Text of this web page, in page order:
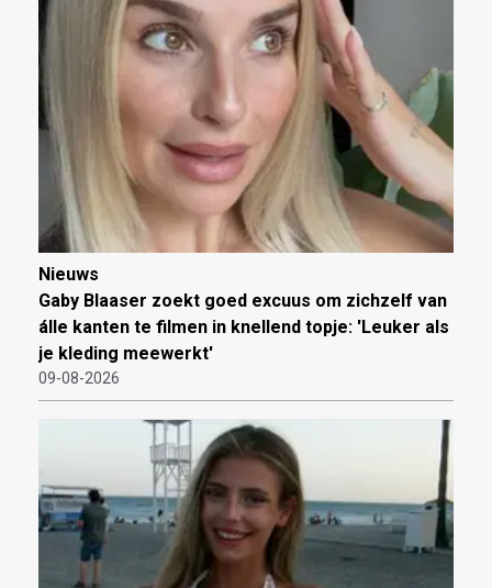
Nieuws
Gaby Blaaser zoekt goed excuus om zichzelf van
álle kanten te filmen in knellend topje: 'Leuker als
je kleding meewerkt'
09-08-2026